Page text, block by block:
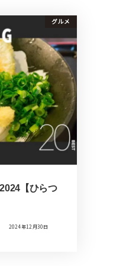
グルメ
【ひらつ
2024年12月30日